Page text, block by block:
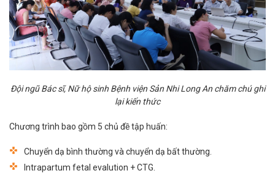
Đội ngũ Bác sĩ, Nữ hộ sinh Bệnh viện Sản Nhi Long An chăm chú ghi
lại kiến thức
Chương trình bao gồm 5 chủ đề tập huấn:
Chuyển dạ bình thường và chuyển dạ bất thường.
Intrapartum fetal evalution + CTG.